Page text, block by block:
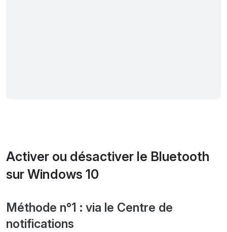
Activer ou désactiver le Bluetooth
sur Windows 10
Méthode n°1 : via le Centre de
notifications